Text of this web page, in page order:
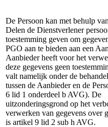
De Persoon kan met behulp
Delen de Dienstverlener
toestemming geven om
PGO aan te bieden aan een
Aanbieder heeft voor het
deze gegevens geen
valt namelijk onder de
tussen de Aanbieder en de
6 lid 1 onderdeel b AVG). De
uitzonderingsgrond op het
verwerken van gegevens over
is artikel 9 lid 2 sub h AVG.